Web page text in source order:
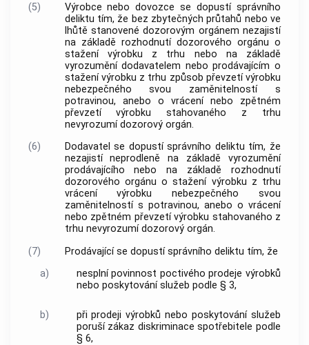
(5)
Výrobce nebo dovozce se dopustí správního
deliktu tím, že bez zbytečných průtahů nebo ve
lhůtě stanovené dozorovým orgánem nezajistí
na základě rozhodnutí dozorového orgánu o
stažení výrobku z trhu nebo na základě
vyrozumění dodavatelem nebo prodávajícím o
stažení výrobku z trhu způsob převzetí výrobku
nebezpečného svou zaměnitelností s
potravinou, anebo o vrácení nebo zpětném
převzetí výrobku stahovaného z trhu
nevyrozumí dozorový orgán.
(6)
Dodavatel se dopustí správního deliktu tím, že
nezajistí neprodleně na základě vyrozumění
prodávajícího nebo na základě rozhodnutí
dozorového orgánu o stažení výrobku z trhu
vrácení výrobku nebezpečného svou
zaměnitelností s potravinou, anebo o vrácení
nebo zpětném převzetí výrobku stahovaného z
trhu nevyrozumí dozorový orgán.
(7)
Prodávající se dopustí správního deliktu tím, že
a)
nesplní povinnost poctivého prodeje výrobků
nebo poskytování služeb podle § 3,
b)
při prodeji výrobků nebo poskytování služeb
poruší zákaz diskriminace spotřebitele podle
§ 6,